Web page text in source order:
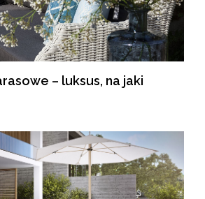
– luksus, na jaki